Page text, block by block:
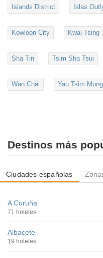
Islands District Islas
Kowloon City Kwai Tsing
Sha Tin Tsim Sha Tsui
Wan Chai Yau Tsim Mong
Destinos más
Ciudades españolas
A Coruña
71 hoteles
Albacete
19 hoteles